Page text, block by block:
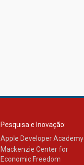
Pesquisa e Inovação:
Apple Developer Academy
Mackenzie Center for
Economic Freedom